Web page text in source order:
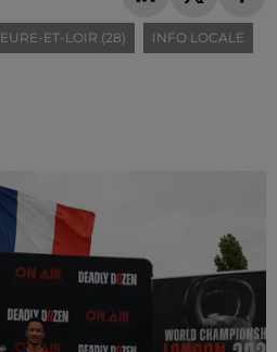
EURE-ET-LOIR (28) INFO LOCALE